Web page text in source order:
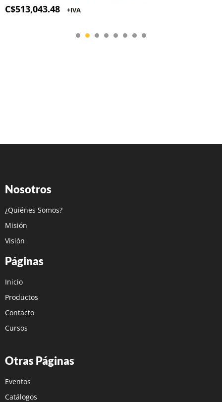
C$513,043.48 +IVA
Nosotros
¿Quiénes Somos?
Misión
Visión
Páginas
Inicio
Productos
Contacto
Cursos
Otras Páginas
Eventos
Catálogos